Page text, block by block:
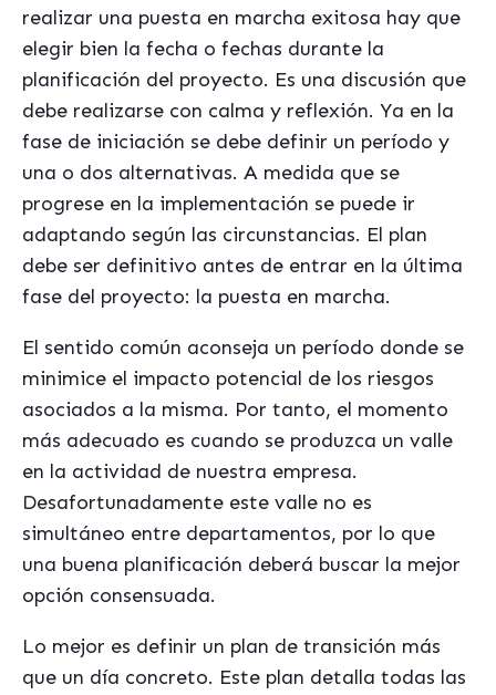
realizar una puesta en marcha exitosa hay que
elegir bien la fecha o fechas durante la
planificación del proyecto. Es una discusión que
debe realizarse con calma y reflexión. Ya en la
fase de iniciación se debe definir un período y
una o dos alternativas. A medida que se
progrese en la implementación se puede ir
adaptando según las circunstancias. El plan
debe ser definitivo antes de entrar en la última
fase del proyecto: la puesta en marcha.
El sentido común aconseja un período donde se
minimice el impacto potencial de los riesgos
asociados a la misma. Por tanto, el momento
más adecuado es cuando se produzca un valle
en la actividad de nuestra empresa.
Desafortunadamente este valle no es
simultáneo entre departamentos, por lo que
una buena planificación deberá buscar la mejor
opción consensuada.
Lo mejor es definir un plan de transición más
que un día concreto. Este plan detalla todas las